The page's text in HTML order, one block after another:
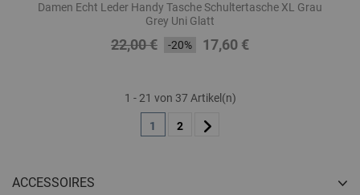
Damen Echt Leder Handy Tasche Schultertasche XL Grau
Grey Uni Glatt
Regulärer
22,00 € -20% Preis
17,60 €
1 - 21 von 37 Artikel(n)
1 2
ACCESSOIRES